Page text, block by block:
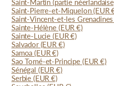
Saint-Martin (partie
Saint-Pierre-et-Miquelon(EUR
Saint-Vincent-et-les
Sainte-Hélène (EUR €)
Sainte-Lucie(EUR €)
Salvador(EUR €)
Samoa(EUR €)
Sao Tomé-et-Principe (EUR €)
Sénégal (EUR €)
Serbie (EUR €)